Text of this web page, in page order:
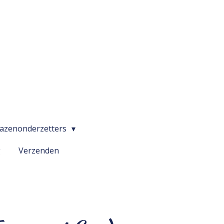
Verzenden